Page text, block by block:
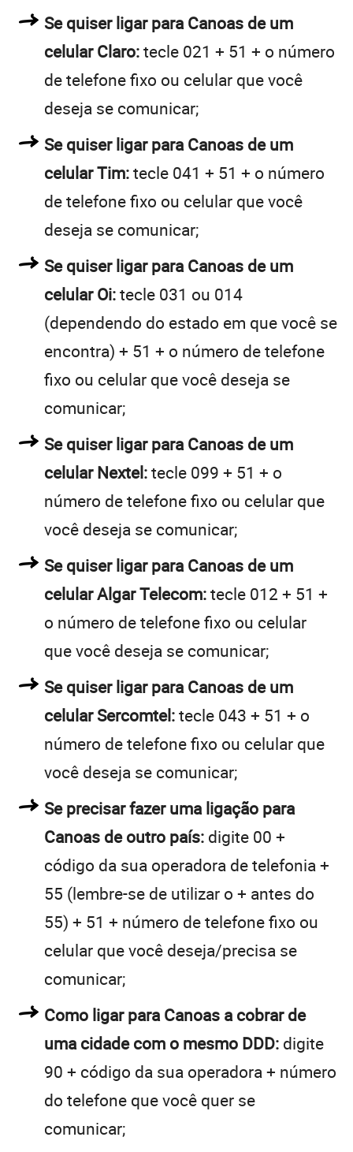
Se quiser ligar para Canoas de um
celular Claro:tecle 021 + 51 + o número
de telefone fixo ou celular que você
deseja se comunicar;
Se quiser ligar para Canoas de um
celular Tim:tecle 041 + 51 + o número
de telefone fixo ou celular que você
deseja se comunicar;
Se quiser ligar para Canoas de um
celular Oi:tecle 031 ou 014
(dependendo do estado em que você se
encontra) + 51 + o número de telefone
fixo ou celular que você deseja se
comunicar;
Se quiser ligar para Canoas de um
celular Nextel:tecle 099 + 51 + o
número de telefone fixo ou celular que
você deseja se comunicar;
Se quiser ligar para Canoas de um
celular Algar Telecom:tecle 012 + 51 +
o número de telefone fixo ou celular
que você deseja se comunicar;
Se quiser ligar para Canoas de um
celular Sercomtel:tecle 043 + 51 + o
número de telefone fixo ou celular que
você deseja se comunicar;
Se precisar fazer uma ligação para
Canoas de outro país: digite 00 +
código da sua operadora de telefonia +
55 (lembre-se de utilizar o + antes do
55) + 51 + número de telefone fixo ou
celular que você deseja/precisa se
comunicar;
Como ligar para Canoas a cobrar de
uma cidade com o mesmo DDD: digite
90 + código da sua operadora + número
do telefone que você quer se
comunicar;